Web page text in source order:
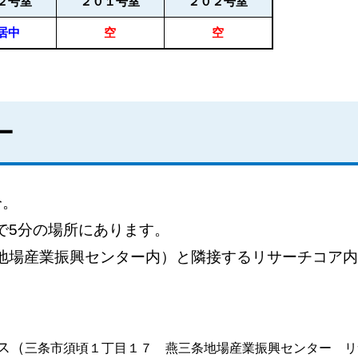
中 空 空
の場所にあります。
産業振興センター内）と隣接するリサーチコア
（ 三条市須頃１丁目１７ 燕三条地場産業振興センター リ